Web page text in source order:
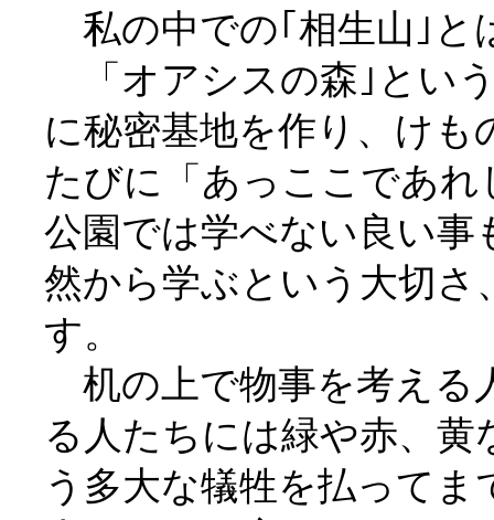
私の中での｢相生山｣と
「オアシスの森｣とい
に秘密基地を作り、け
たびに「あっここであ
公園では学べない良い
然から学ぶという大切
す。
机の上で物事を考える
る人たちには緑や赤、
う多大な犠牲を払って